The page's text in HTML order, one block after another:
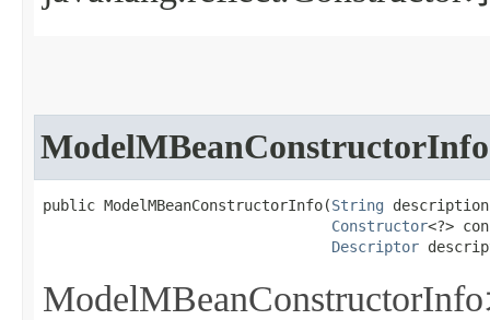
ModelMBeanConstructorInfo
public ModelMBeanConstructorInfo​(String
Constructor<?>
Descriptor